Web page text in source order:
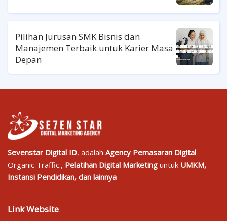
Pilihan Jurusan SMK Bisnis dan
Manajemen Terbaik untuk Karier Masa
Depan
Sevenstar Digital ID, adalah Agency Pemasaran Digital
Organic Traffic., Pelatihan Digital Marketing untuk UMKM,
Instansi Pendidikan, dan lainnya
Link Website